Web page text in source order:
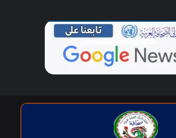
محفوظة للاتحاد الدولى للصحافة العربية
2026